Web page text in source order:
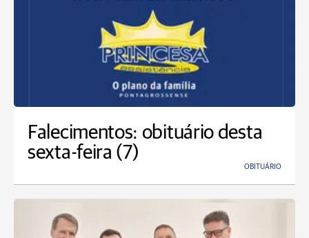
Falecimentos: obituário desta
sexta-feira (7)
OBITUÁRIO